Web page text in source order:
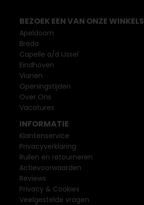
BEZOEK EEN VAN ONZE WINKELS
Apeldoorn
Breda
Capelle a/d IJssel
Eindhoven
Vianen
Openingstijden
Over Ons
Vacatures
INFORMATIE
Klantenservice
Privacyverklaring
Ruilen en retourneren
Actievoorwaarden
Reviews
Privacy & Cookies
Veelgestelde vragen